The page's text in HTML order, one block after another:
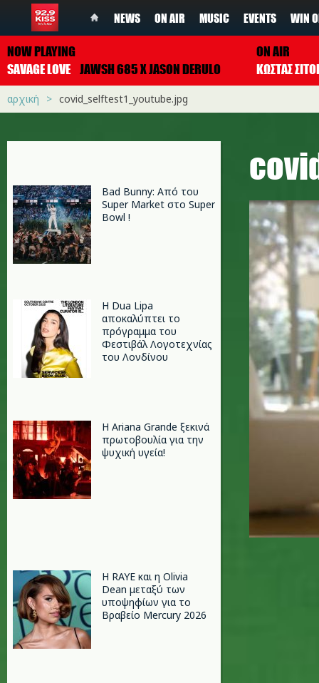
NEWS ON AIR MUSIC EVENTS WIN
NOW PLAYING
SAVAGE LOVE JAWSH 685 X JASON DERULO
ON AIR
ΚΩΣΤΑΣ
αρχική covid_selftest1_youtube.jpg
Bad Bunny: Από του
Super Market στο Super
Bowl !
Η Dua Lipa
αποκαλύπτει το
πρόγραμμα του
Φεστιβάλ Λογοτεχνίας
του Λονδίνου
Η Ariana Grande ξεκινά
πρωτοβουλία για την
ψυχική υγεία!
Η RAYE και η Olivia
Dean μεταξύ των
υποψηφίων για το
Βραβείο Mercury 2026